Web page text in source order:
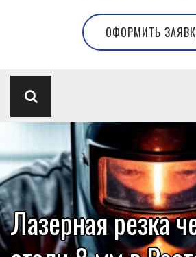
ОФОРМИТЬ
Лазерная резка